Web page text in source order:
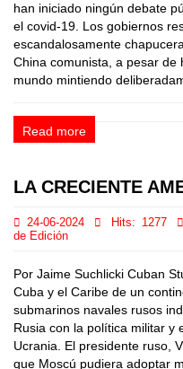
han iniciado ningún debate
el covid-19. Los gobiernos
escandalosamente
China comunista, a pesar de
mundo mintiendo
Read more
LA CRECIENTE
24-06-2024 Hits: 1277
de Edición
Por Jaime Suchlicki Cuban
Cuba y el Caribe de un
submarinos navales rusos
Rusia con la política militar y
Ucrania. El presidente ruso,
que Moscú pudiera adoptar